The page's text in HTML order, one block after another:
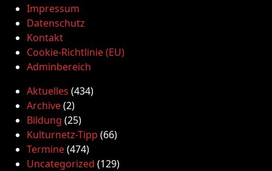
Impressum
Datenschutz
Kontakt
Cookie-Richtlinie (EU)
Adminbereich
Aktuelles (434)
Archive(2)
Bildung (25)
Kulturnetz-Tipp (66)
Termine(474)
Uncategorized (129)